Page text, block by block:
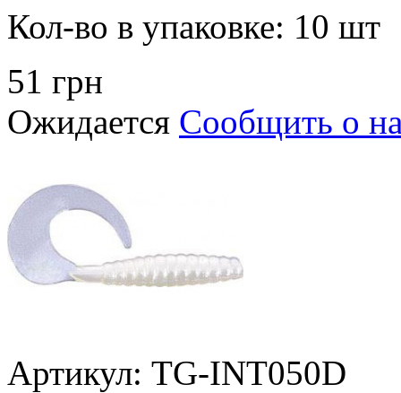
Кол-во в упаковке: 10 шт
51 грн
Ожидается Сообщить о
Артикул: TG-INT050D